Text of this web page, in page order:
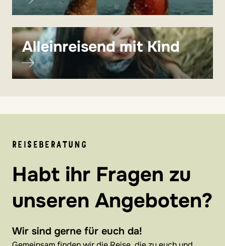
Alleinreisend mit Kind
REISEBERATUNG
Habt ihr Fragen zu
unseren Angeboten?
Wir sind gerne für euch da!